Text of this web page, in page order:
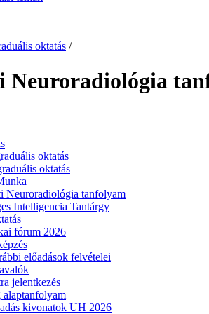
oktatás /
Neuroradiológia
oktatás
oktatás
Neuroradiológia tanfolyam
Intelligencia Tantárgy
fórum 2026
előadások felvételei
jelentkezés
alaptanfolyam
kivonatok UH 2026